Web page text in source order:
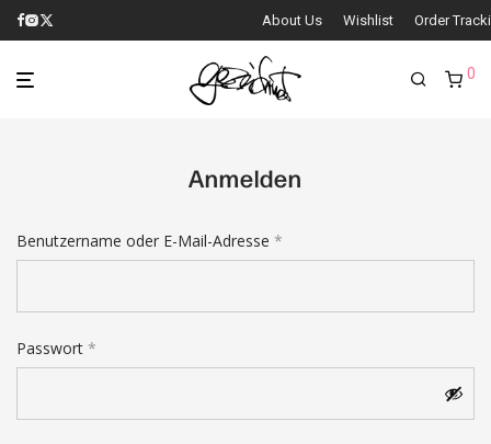
About Us Wishlist Order
0
Anmelden
Benutzername oder E-Mail-Adresse *
Passwort *
E-Mail-Adresse *
Passwort